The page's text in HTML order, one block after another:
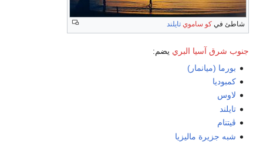
شاطئ في كو ساموي تايلند
جنوب شرق آسيا البري يضم:
بورما (ميانمار)
كمبوديا
لاوس
تايلند
ڤيتنام
شبه جزيرة ماليزيا